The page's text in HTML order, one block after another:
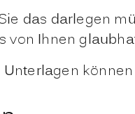
das darlegen
von Ihnen